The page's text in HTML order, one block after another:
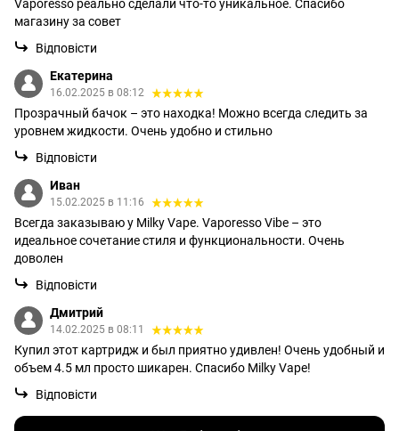
Vaporesso реально сделали что-то уникальное. Спасибо
магазину за совет
Відповісти
Екатерина
16.02.2025 в 08:12
Прозрачный бачок – это находка! Можно всегда следить за
уровнем жидкости. Очень удобно и стильно
Відповісти
Иван
15.02.2025 в 11:16
Всегда заказываю у Milky Vape. Vaporesso Vibe – это
идеальное сочетание стиля и функциональности. Очень
доволен
Відповісти
Дмитрий
14.02.2025 в 08:11
Купил этот картридж и был приятно удивлен! Очень удобный и
объем 4.5 мл просто шикарен. Спасибо Milky Vape!
Відповісти